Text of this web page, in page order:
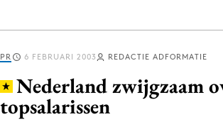
Log in
PR 6 FEBRUARI 2003 REDACTIE ADFORMATIE
Nederland zwijgzaam
topsalarissen